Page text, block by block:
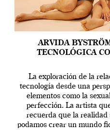
ARVIDA
TECNOLÓGICA
La exploración de la
tecnología desde una
elementos como la
perfección. La artista
recuerda que la
podamos crear un mundo